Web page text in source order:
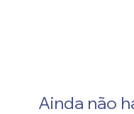
Ainda não